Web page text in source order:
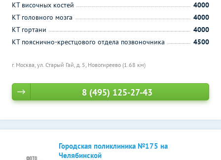
г. Москва, ул. Старый Гай, д. 5, Новогиреево (1.68 км)
КТ височных костей
4000
КТ головного мозга
4000
КТ гортани
4000
КТ пояснично-крестцового отдела позвоночника
4500
8 (495) 125-27-43
Городская поликлиника №175 на
Челябинской